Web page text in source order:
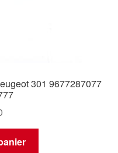
301 9677287077